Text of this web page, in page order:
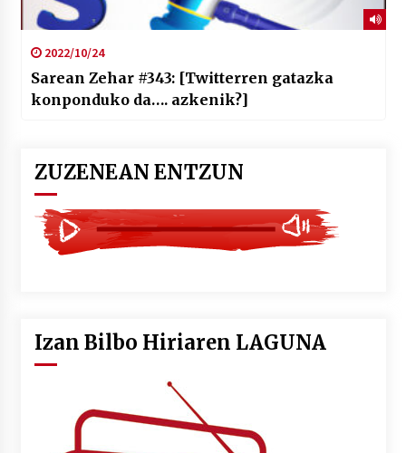
2022/10/24
Sarean Zehar #343: [Twitterren gatazka
konponduko da…. azkenik?]
ZUZENEAN ENTZUN
Izan Bilbo Hiriaren LAGUNA